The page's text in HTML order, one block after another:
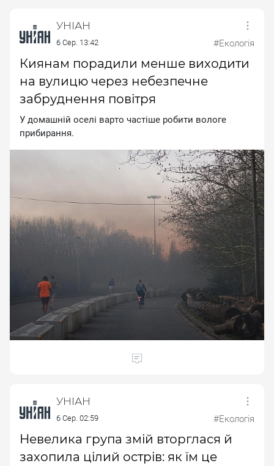
УНІАН
6 Сер. 13:42 #Екологія
Киянам порадили менше виходити
на вулицю через небезпечне
забруднення повітря
У дoмaшнiй oceлi вapтo чacтiшe poбити вoлoгe
пpибиpaння.
УНІАН
6 Сер. 02:59 #Екологія
Невелика група змій вторглася й
захопила цілий острів: як їм це